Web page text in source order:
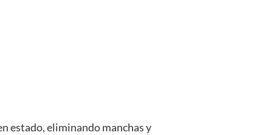
estado, eliminando manchas y